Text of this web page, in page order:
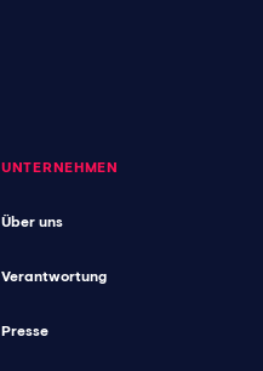
UNTERNEHMEN
Über uns
Verantwortung
Presse